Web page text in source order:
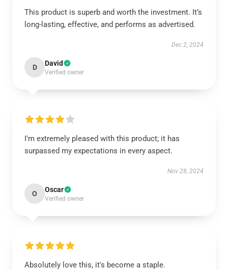
This product is superb and worth the investment. It’s
long-lasting, effective, and performs as advertised.
Dec 2, 2024
D David
Verified owner
I’m extremely pleased with this product; it has
surpassed my expectations in every aspect.
Nov 28, 2024
O Oscar
Verified owner
Absolutely love this, it's become a staple.